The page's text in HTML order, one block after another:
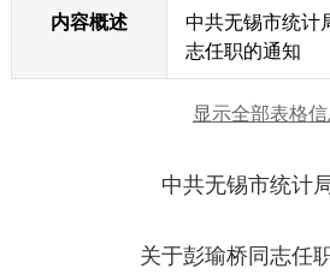
内容概述
中共无锡市统计
志任职的通知
显示全部表格信
中共无锡市统计
关于彭瑜桥同志任